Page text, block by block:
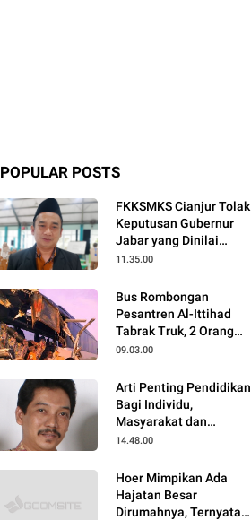
POPULAR POSTS
FKKSMKS Cianjur Tolak
Keputusan Gubernur
Jabar yang Dinilai
Merugikan Sekolah
11.35.00
Bus Rombongan
Pesantren Al-Ittihad
Tabrak Truk, 2 Orang
Meninggal Dunia
09.03.00
Arti Penting Pendidikan
Bagi Individu,
Masyarakat dan
Negara
14.48.00
Hoer Mimpikan Ada
Hajatan Besar
Dirumahnya, Ternyata